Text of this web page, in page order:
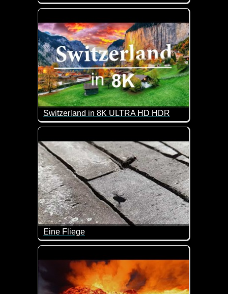
So kann man Obst schmackhaft machen...
Switzerland in 8K ULTRA HD HDR
Es macht einfach Spaß, solche tollen Eindrücke
Eine Fliege
Ist das nicht eine super Aufnahme von einer